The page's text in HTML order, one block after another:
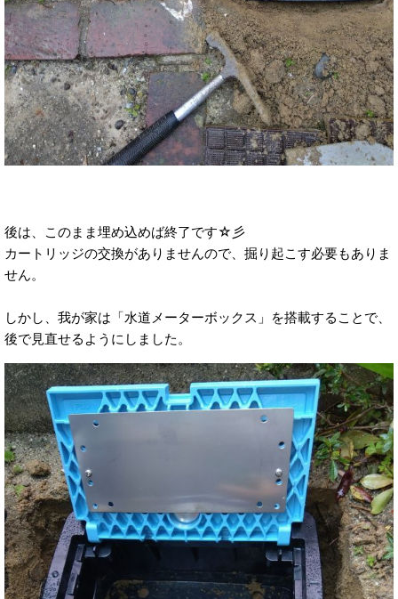
後は、このまま埋め込めば終了です☆彡
カートリッジの交換がありませんので、掘り起こす必要もありま
せん。
しかし、我が家は「水道メーターボックス」を搭載することで、
後で見直せるようにしました。